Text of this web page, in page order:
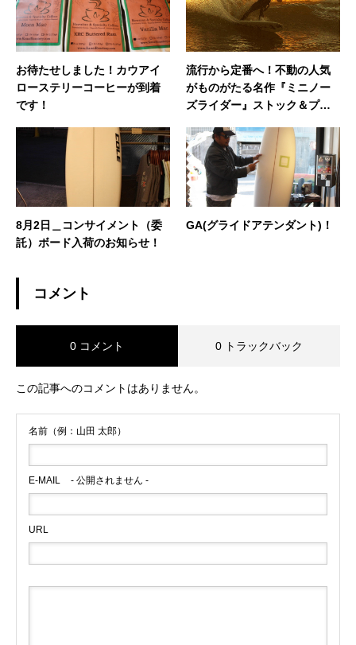
お待たせしました！カウアイ
ローステリーコーヒーが到着
です！
流行から定番へ！不動の人気
がものがたる名作『ミニノー
ズライダー』ストック＆プレ
8月2日＿コンサイメント（委
託）ボード入荷のお知らせ！
GA(グライドアテンダント)！
コメント
0 コメント 0 トラックバック
この記事へのコメントはありません。
名前（例：山田 太郎）
E-MAIL - 公開されません -
URL